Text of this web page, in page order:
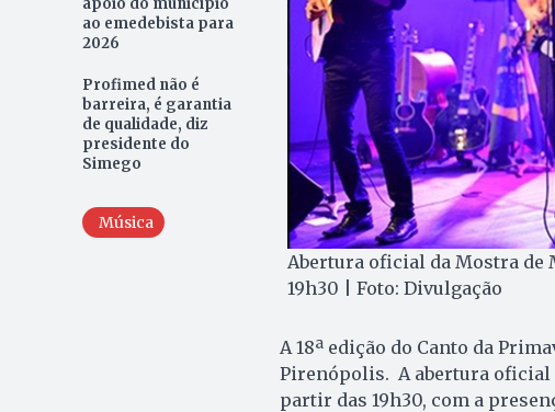
ao emedebista para
2026
Profimed não é
barreira, é garantia
de qualidade, diz
presidente do
Simego
Música
Abertura oficial da Mostra de
19h30 | Foto: Divulgação
A 18ª edição do Canto da
Pirenópolis. A abertura oficial
partir das 19h30, com a